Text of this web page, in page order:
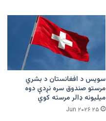
سویس د افغانستان د بشري
مرستو صندوق سره نږدې دوه
میلیونه ډالر مرسته کوي
۲۵ Jun ۲۰۲۶